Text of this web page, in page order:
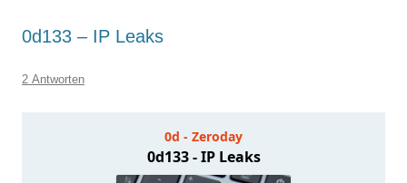
0d133 – IP Leaks
2 Antworten